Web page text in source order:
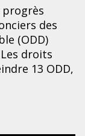
progrès
des
(ODD)
droits
13 ODD,